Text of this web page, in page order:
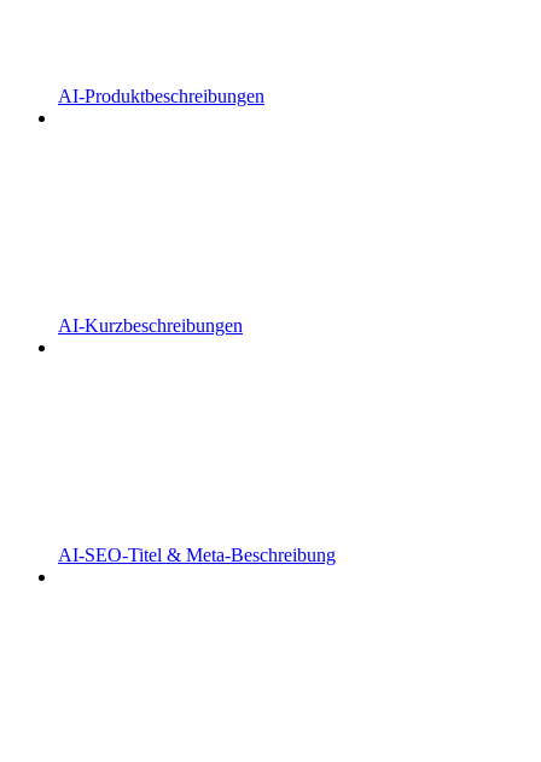
AI-Produktbeschreibungen
AI-Kurzbeschreibungen
AI-SEO-Titel & Meta-Beschreibung